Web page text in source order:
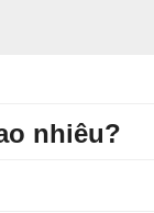
nhiêu?